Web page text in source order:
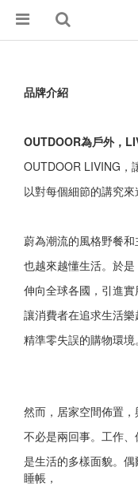
品牌介紹
OUTDOOR為戶外，
OUTDOOR LIVING，
以對每個細節的講究來
蔚為潮流的風格野餐
也越來越懂生活。於
伸向全球各國，引進
讓消費者在追求生活樂
精準零失誤的購物環境。
然而，居家空間佈置，
不必是兩回事。工作、
是生活的多樣面貌。
睡帳，